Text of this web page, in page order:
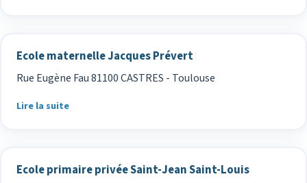
Ecole maternelle Jacques Prévert
Rue Eugène Fau 81100 CASTRES - Toulouse
Lire la suite
Ecole primaire privée Saint-Jean Saint-Louis